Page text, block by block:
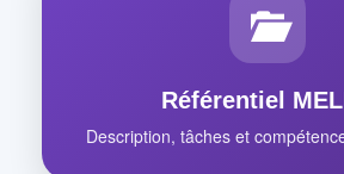
Référentiel
Description, tâches et